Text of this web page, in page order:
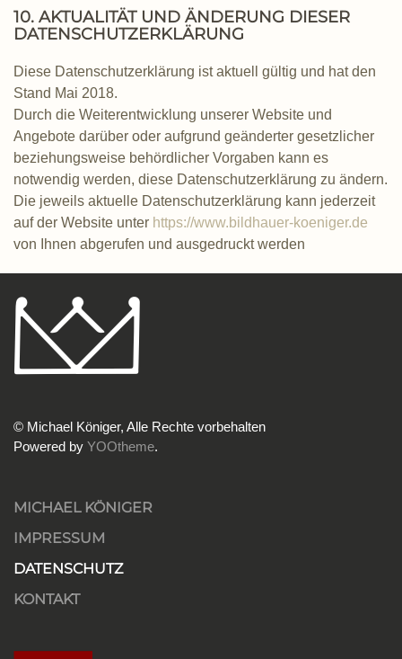
10. AKTUALITÄT UND ÄNDERUNG DIESER
DATENSCHUTZERKLÄRUNG
Diese Datenschutzerklärung ist aktuell gültig und hat den
Stand Mai 2018.
Durch die Weiterentwicklung unserer Website und
Angebote darüber oder aufgrund geänderter gesetzlicher
beziehungsweise behördlicher Vorgaben kann es
notwendig werden, diese Datenschutzerklärung zu ändern.
Die jeweils aktuelle Datenschutzerklärung kann jederzeit
auf der Website unter https://www.bildhauer-koeniger.de
von Ihnen abgerufen und ausgedruckt werden
© Michael Königer, Alle Rechte vorbehalten
Powered by YOOtheme.
MICHAEL KÖNIGER
IMPRESSUM
DATENSCHUTZ
KONTAKT